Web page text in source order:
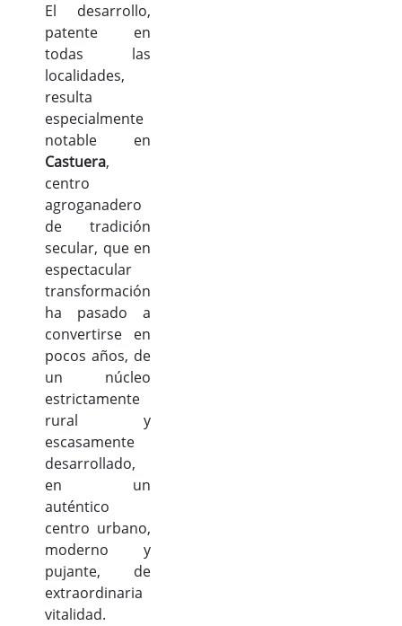
El desarrollo,
patente en
todas las
localidades,
resulta
especialmente
notable en
Castuera,
centro
agroganadero
de tradición
secular, que en
espectacular
transformación
ha pasado a
convertirse en
pocos años, de
un núcleo
estrictamente
rural y
escasamente
desarrollado,
en un
auténtico
centro urbano,
moderno y
pujante, de
extraordinaria
vitalidad.